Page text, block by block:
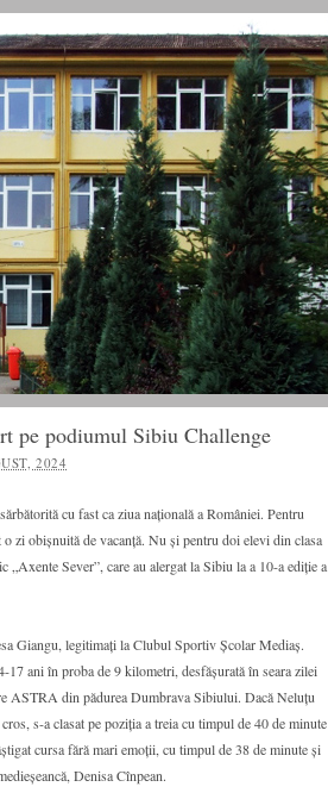
pe podiumul Sibiu Challenge
2024
cu fast ca ziua națională a României. Pentru
zi obișnuită de vacanță. Nu și pentru doi elevi din clasa
Sever”, care au alergat la Sibiu la a 10-a ediție a
Giangu, legitimați la Clubul Sportiv Școlar Mediaș.
17 ani în proba de 9 kilometri, desfășurată în seara zilei
ASTRA din pădurea Dumbrava Sibiului. Dacă Neluțu
s-a clasat pe poziția a treia cu timpul de 40 de minute
cursa fără mari emoții, cu timpul de 38 de minute și
Denisa Cînpean.